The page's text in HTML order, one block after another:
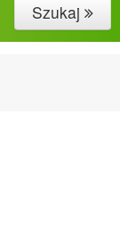
Szukaj